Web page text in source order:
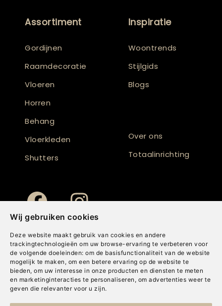
Wij gebruiken cookies
Deze website maakt gebruik van cookies en andere
trackingtechnologieën om uw browse-ervaring te verbeteren voor
de volgende doeleinden: om de basisfunctionaliteit van de website
mogelijk te maken , om een betere ervaring op de website te
bieden, om uw interesse in onze producten en diensten te meten
en marketinginteracties te personaliseren , om advertenties weer te
geven die relevanter voor u zijn.
Assortiment
Gordijnen
Raamdecoratie
Vloeren
Horren
Behang
Vloerkleden
Shutters
Inspiratie
Woontrends
Stijlgids
Blogs
Over ons
Totaalinrichting